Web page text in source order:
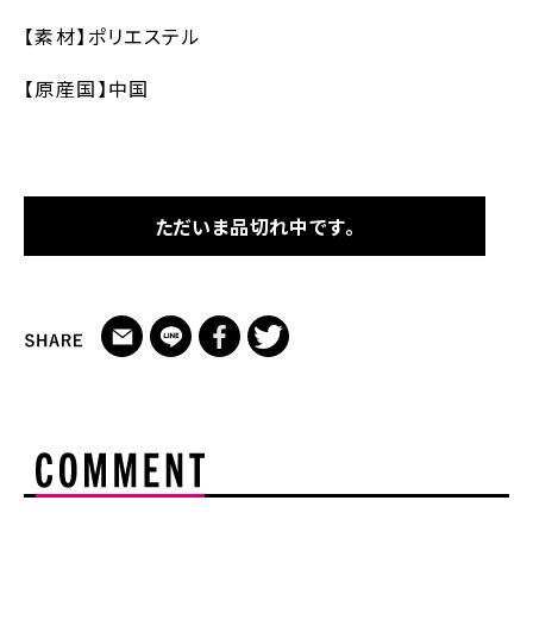
【素材】ポリエステル
【原産国】中国
ただいま品切れ中です。